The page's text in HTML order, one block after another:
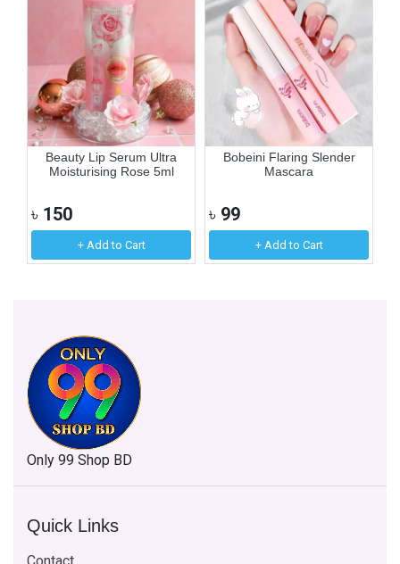
Beauty Lip Serum Ultra
Moisturising Rose 5ml
৳ 150
+ Add to Cart
Bobeini Flaring Slender
Mascara
৳ 99
+ Add to Cart
Only 99 Shop BD
Quick Links